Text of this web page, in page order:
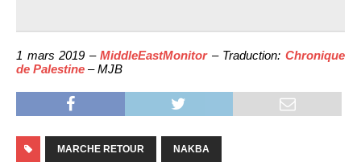
1 mars 2019 –MiddleEastMonitor– Traduction:Chronique
de Palestine – MJB
MARCHE RETOUR NAKBA